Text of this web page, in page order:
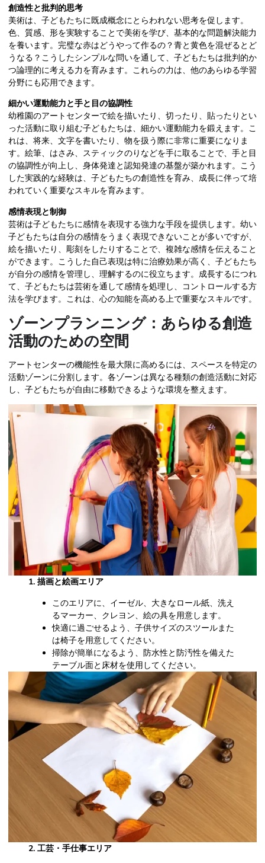
創造性と批判的思考
美術は、子どもたちに既成概念にとらわれない思考を促します。
色、質感、形を実験することで美術を学び、基本的な問題解決能力
を養います。完璧な赤はどうやって作るの？青と黄色を混ぜるとど
うなる？こうしたシンプルな問いを通して、子どもたちは批判的か
つ論理的に考える力を育みます。これらの力は、他のあらゆる学習
分野にも応用できます。
細かい運動能力と手と目の協調性
幼稚園のアートセンターで絵を描いたり、切ったり、貼ったりとい
った活動に取り組む子どもたちは、細かい運動能力を鍛えます。こ
れは、将来、文字を書いたり、物を扱う際に非常に重要になりま
す。絵筆、はさみ、スティックのりなどを手に取ることで、手と目
の協調性が向上し、身体発達と認知発達の基盤が築かれます。こう
した実践的な経験は、子どもたちの創造性を育み、成長に伴って培
われていく重要なスキルを育みます。
感情表現と制御
芸術は子どもたちに感情を表現する強力な手段を提供します。幼い
子どもたちは自分の感情をうまく表現できないことが多いですが、
絵を描いたり、彫刻をしたりすることで、複雑な感情を伝えること
ができます。こうした自己表現は特に治療効果が高く、子どもたち
が自分の感情を管理し、理解するのに役立ちます。成長するにつれ
て、子どもたちは芸術を通して感情を処理し、コントロールする方
法を学びます。これは、心の知能を高める上で重要なスキルです。
ゾーンプランニング：あらゆる創造
活動のための空間
アートセンターの機能性を最大限に高めるには、スペースを特定の
活動ゾーンに分割します。各ゾーンは異なる種類の創造活動に対応
し、子どもたちが自由に移動できるような環境を整えます。
1. 描画と絵画エリア
このエリアに、イーゼル、大きなロール紙、洗え
るマーカー、クレヨン、絵の具を用意します。
快適に過ごせるよう、子供サイズのスツールまた
は椅子を用意してください。
掃除が簡単になるよう、防水性と防汚性を備えた
テーブル面と床材を使用してください。
2. 工芸・手仕事エリア